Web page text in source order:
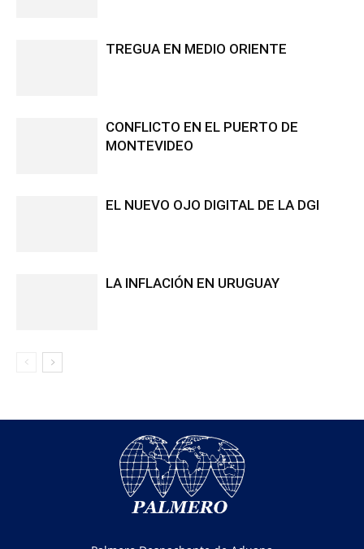
TREGUA EN MEDIO ORIENTE
CONFLICTO EN EL PUERTO DE
MONTEVIDEO
EL NUEVO OJO DIGITAL DE LA DGI
LA INFLACIÓN EN URUGUAY